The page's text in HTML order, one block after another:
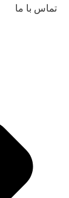
تماس با ما